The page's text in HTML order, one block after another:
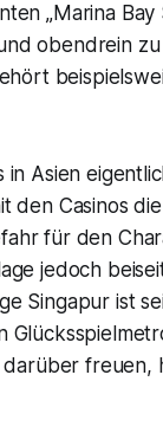
„Marina
obendrein
Asien
den Casinos
für den
jedoch
Singapur ist
freuen,